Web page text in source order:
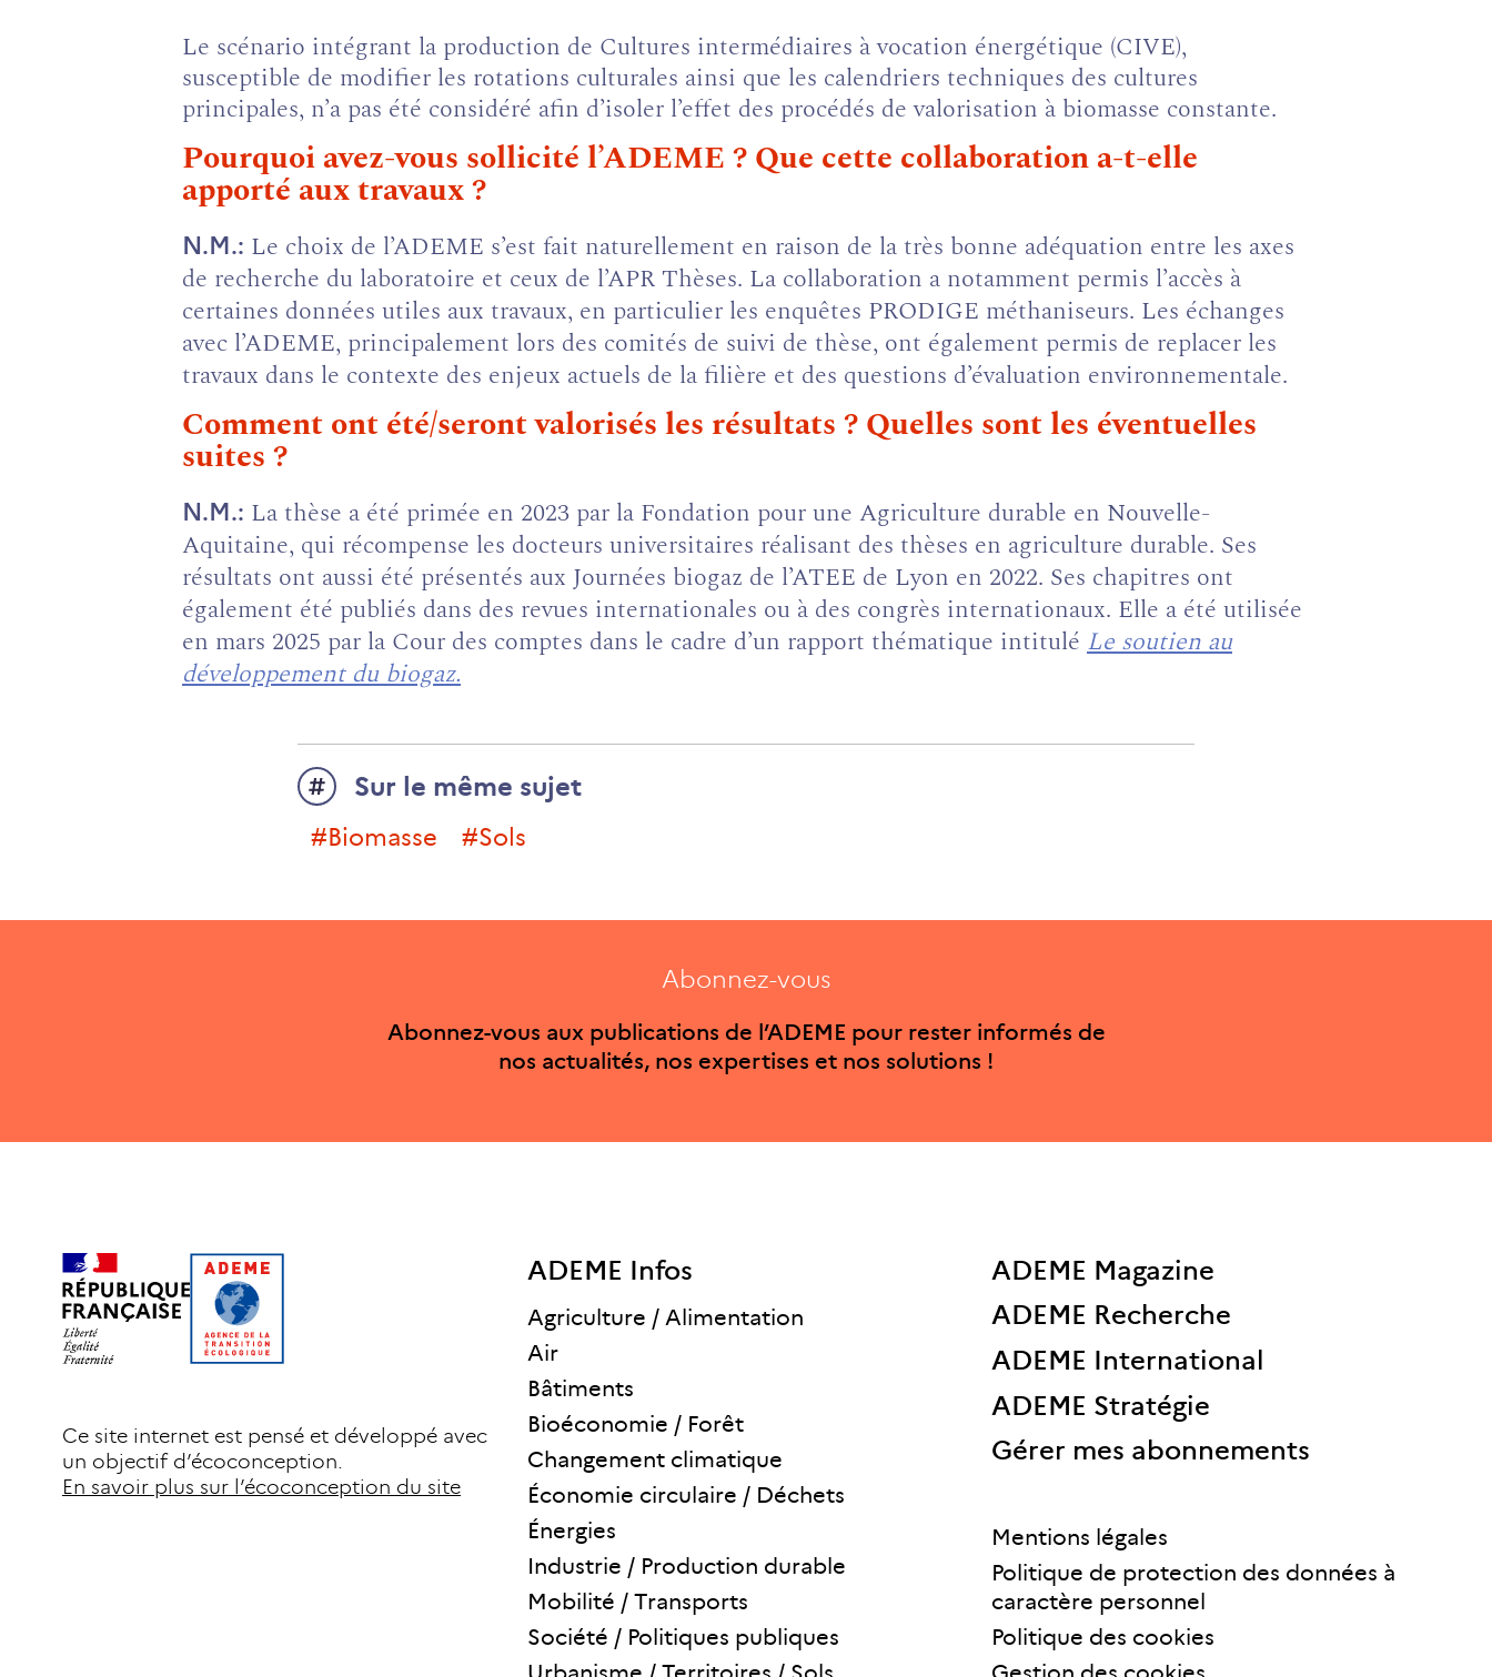
Le scénario intégrant la production de Cultures intermédiaires à vocation énergétique (CIVE),
susceptible de modifier les rotations culturales ainsi que les calendriers techniques des cultures
principales, n’a pas été considéré afin d’isoler l’effet des procédés de valorisation à biomasse constante.
Pourquoi avez-vous sollicité l’ADEME ? Que cette collaboration a-t-elle
apporté aux travaux ?
N.M. Le choix de l’ADEME s’est fait naturellement en raison de la très bonne adéquation entre les axes
de recherche du laboratoire et ceux de l’APR Thèses. La collaboration a notamment permis l’accès à
certaines données utiles aux travaux, en particulier les enquêtes PRODIGE méthaniseurs. Les échanges
avec l’ADEME, principalement lors des comités de suivi de thèse, ont également permis de replacer les
travaux dans le contexte des enjeux actuels de la filière et des questions d’évaluation environnementale.
Comment ont été/seront valorisés les résultats ? Quelles sont les éventuelles
suites ?
N.M. La thèse a été primée en 2023 par la Fondation pour une Agriculture durable en Nouvelle-
Aquitaine, qui récompense les docteurs universitaires réalisant des thèses en agriculture durable. Ses
résultats ont aussi été présentés aux Journées biogaz de l’ATEE de Lyon en 2022. Ses chapitres ont
également été publiés dans des revues internationales ou à des congrès internationaux. Elle a été utilisée
en mars 2025 par la Cour des comptes dans le cadre d’un rapport thématique intitulé Le soutien au
développement du biogaz.
Sur le même sujet
#Biomasse #sols
Abonnez-vous
Abonnez-vous aux publications de l’ADEME pour rester informés de
nos actualités, nos expertises et nos solutions !
Ce site internet est pensé et développé avec
un objectif d’écoconception.
En savoir plus sur l’écoconception du site
ADEME Infos
Agriculture / Alimentation
Air
Bâtiments
Bioéconomie / Forêt
Changement climatique
Économie circulaire / Déchets
Énergies
Industrie / Production durable
Mobilité / Transports
Société / Politiques publiques
ADEME Magazine
ADEME Recherche
ADEME International
ADEME Stratégie
Gérer mes abonnements
Mentions légales
Politique de protection des données à
caractère personnel
Politique des cookies